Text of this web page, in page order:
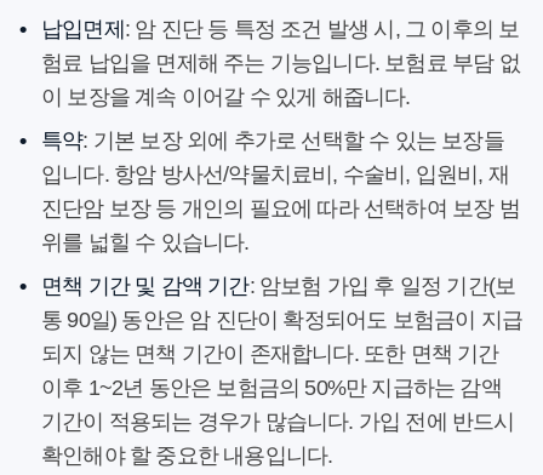
•
납입면제 : 암 진단 등 특정 조건 발생 시, 그 이후의 보
험료 납입을 면제해 주는 기능입니다. 보험료 부담 없
이 보장을 계속 이어갈 수 있게 해줍니다.
•
특약: 기본 보장 외에 추가로 선택할 수 있는 보장들
입니다. 항암 방사선/약물치료비, 수술비, 입원비, 재
진단암 보장 등 개인의 필요에 따라 선택하여 보장 범
위를 넓힐 수 있습니다.
•
면책 기간 및 감액 기간: 암보험 가입 후 일정 기간(보
통 90일) 동안은 암 진단이 확정되어도 보험금이 지급
되지 않는 면책 기간이 존재합니다. 또한 면책 기간
이후 1~2년 동안은 보험금의 50%만 지급하는 감액
기간이 적용되는 경우가 많습니다. 가입 전에 반드시
확인해야 할 중요한 내용입니다.